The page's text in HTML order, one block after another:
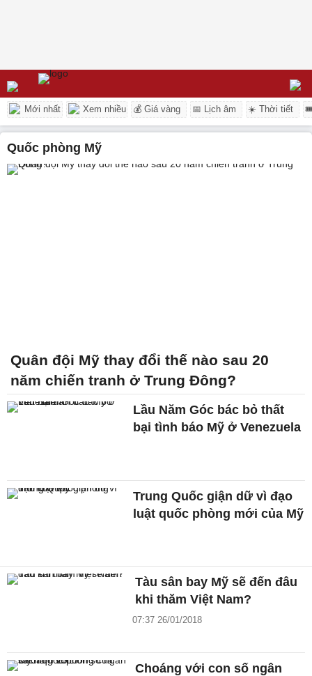
Mới nhất Xem nhiều 💰 Giá vàng 📅 Lịch âm ☀️ Thời tiết
Quốc phòng Mỹ
Quân đội Mỹ thay đổi thế nào sau 20
năm chiến tranh ở Trung Đông?
Lầu Năm Góc bác bỏ thất
bại tình báo Mỹ ở Venezuela
Trung Quốc giận dữ vì đạo
luật quốc phòng mới của Mỹ
Tàu sân bay Mỹ sẽ đến đâu
khi thăm Việt Nam?
07:37 26/01/2018
Choáng với con số ngân